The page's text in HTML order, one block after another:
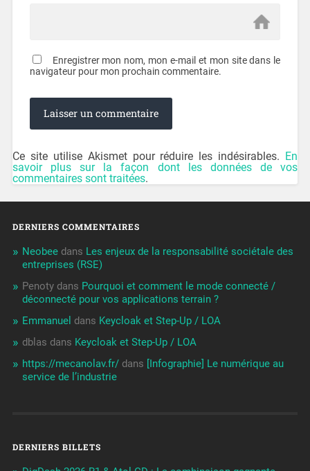
Enregistrer mon nom, mon e-mail et mon site dans le
navigateur pour mon prochain commentaire.
Ce site utilise Akismet pour réduire les indésirables. En
savoir plus sur la façon dont les données de vos
commentaires sont traitées.
DERNIERS COMMENTAIRES
Neobeedans Les enjeux de la responsabilité sociétale des
entreprises (RSE)
Penotydans Pourquoi et comment le mode connecté /
déconnecté pour vos applications terrain ?
Emmanuel dans Keycloak et Step-Up / LOA
dblas dans Keycloak et Step-Up / LOA
https://mecanolav.fr/dans [Infographie] Le numérique au
service de l’industrie
DERNIERS BILLETS